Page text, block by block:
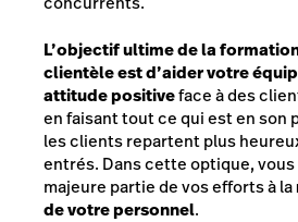
L’objectif ultime de la
clientèle est d’aider votre
attitude positiveface à des
en faisant tout ce qui est en son
les clients repartent plus
entrés. Dans cette optique,
majeure partie de vos efforts à la
de votre personnel.